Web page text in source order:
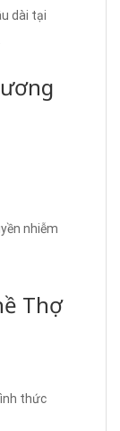
dài tại
nhiễm
Thợ
thức